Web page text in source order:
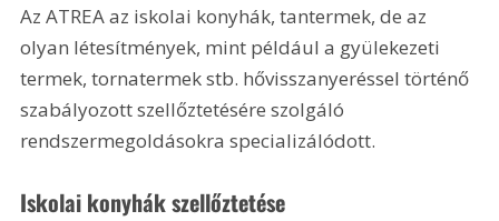
Az ATREA az iskolai konyhák, tantermek, de az
olyan létesítmények, mint például a gyülekezeti
termek, tornatermek stb. hővisszanyeréssel történő
szabályozott szellőztetésére szolgáló
rendszermegoldásokra specializálódott.
Iskolai konyhák szellőztetése